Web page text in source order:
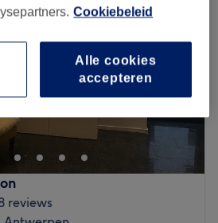
12:00–20:00
12:00–20:00
12:00–20:00
your premier destination for
science and artistry to enhance
to delivering personalized
luxurious environment.
rejuvenation, treatment, or a
reviews
Cookiebeleid
Alle cookies
accepteren